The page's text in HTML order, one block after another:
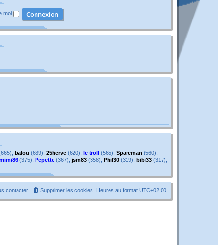
g
e
m
e
moi
balou (639), 25herve (620), le troll (565), Spareman (560),
mimi86 (375), Pepette (367), jsm83 (358), Phil30 (319), bibi33 (317),
Heures au format UTC+02:00
Supprimer les cookies
contacter